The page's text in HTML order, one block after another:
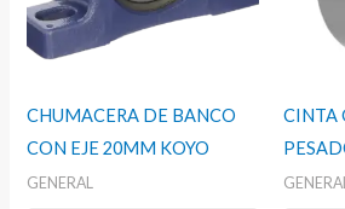
CHUMACERA DE BANCO
CON EJE 20MM KOYO
GENERAL
CINTA
GENERAL